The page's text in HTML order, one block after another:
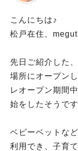
こんにちは♪
松戸在住、
先日ご紹介した
場所にオープン
レオープン期間
始をしたそうです
ベビーベットな
利用でき、子育